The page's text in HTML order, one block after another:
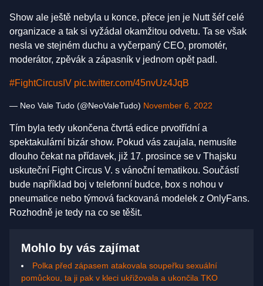
Show ale ještě nebyla u konce, přece jen je Nutt šéf celé
organizace a tak si vyžádal okamžitou odvetu. Ta se však
nesla ve stejném duchu a vyčerpaný CEO, promotér,
moderátor, zpěvák a zápasník v jednom opět padl.
#FightCircusIV pic.twitter.com/45nvUz4JqB
— Neo Vale Tudo (@NeoValeTudo) November 6, 2022
Tím byla tedy ukončena čtvrtá edice prvotřídní a
spektakulární bizár show. Pokud vás zaujala, nemusíte
dlouho čekat na přídavek, již 17. prosince se v Thajsku
uskuteční Fight Circus V. s vánoční tematikou. Součástí
bude například boj v telefonní budce, box s nohou v
pneumatice nebo týmová fackovaná modelek z OnlyFans.
Rozhodně je tedy na co se těšit.
Mohlo by vás zajímat
Polka před zápasem atakovala soupeřku sexuální
pomůckou, ta ji pak v kleci ukřižovala a ukončila TKO